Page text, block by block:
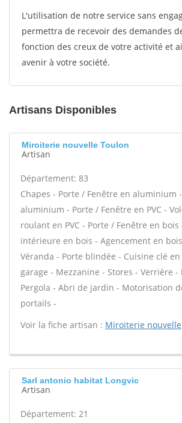
L'utilisation de notre service sans
permettra de recevoir des demandes
fonction des creux de votre activité et
avenir à votre société.
Artisans Disponibles
Miroiterie nouvelle Toulon
Artisan
Département: 83
Chapes - Porte / Fenêtre en aluminium
aluminium - Porte / Fenêtre en PVC -
roulant en PVC - Porte / Fenêtre en bois
intérieure en bois - Agencement en
Véranda - Porte blindée - Cuisine clé
garage - Mezzanine - Stores - Verrière -
Pergola - Abri de jardin - Motorisation
portails -
Voir la fiche artisan : Miroiterie nouvelle
Sarl antonio habitat Longvic
Artisan
Département: 21